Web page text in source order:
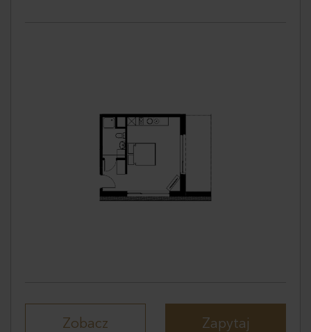
Zobacz Zapytaj